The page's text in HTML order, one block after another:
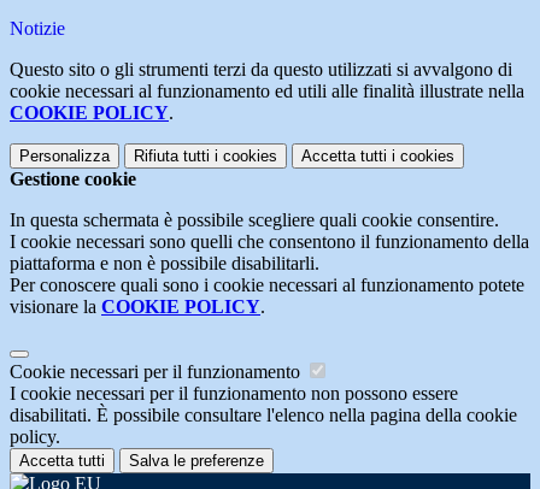
Notizie
Questo sito o gli strumenti terzi da questo utilizzati si avvalgono di
cookie necessari al funzionamento ed utili alle finalità illustrate nella
COOKIE POLICY.
Personalizza Rifiuta tutti i cookies Accetta tutti i cookies
Gestione cookie
In questa schermata è possibile scegliere quali cookie consentire.
I cookie necessari sono quelli che consentono il funzionamento della
piattaforma e non è possibile disabilitarli.
Per conoscere quali sono i cookie necessari al funzionamento potete
visionare la COOKIE POLICY.
Cookie necessari per il funzionamento
I cookie necessari per il funzionamento non possono essere
disabilitati. È possibile consultare l'elenco nella pagina della cookie
policy.
Accetta tutti Salva le preferenze